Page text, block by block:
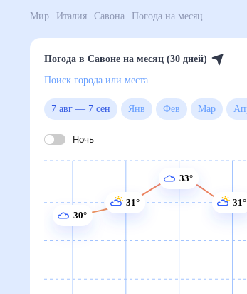
Мир Италия Савона Погода на месяц
Погода в Савоне на месяц (30 дней)
Поиск города или места
7 авг—7 сен Янв Фев Мар
Ночь
30°
31°
33°
31°